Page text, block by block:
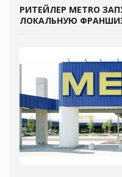
РИТЕЙЛЕР METRO
ЛОКАЛЬНУЮ